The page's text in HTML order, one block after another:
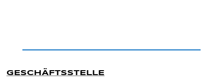
GESCHÄFTSSTELLE